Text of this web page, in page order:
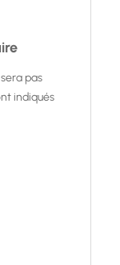
pas
indiqués